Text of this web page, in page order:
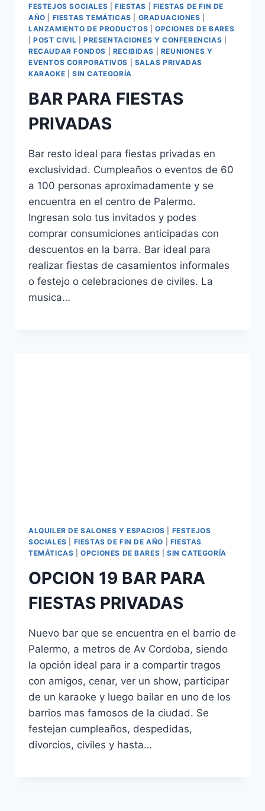
FESTEJOS SOCIALES
FIESTAS
FIESTAS DE FIN DE
AÑO
FIESTAS TEMÁTICAS GRADUACIONES
LANZAMIENTO DE PRODUCTOS |OPCIONES DE BARES
|POST CIVIL PRESENTACIONES Y CONFERENCIAS
RECAUDAR FONDOS
RECIBIDAS
REUNIONES Y
EVENTOS CORPORATIVOS
SALAS PRIVADAS
KARAOKE
SIN CATEGORÍA
BAR PARA FIESTAS
PRIVADAS
Bar resto ideal para fiestas privadas en
exclusividad. Cumpleaños o eventos de 60
a 100 personas aproximadamente y se
encuentra en el centro de Palermo.
Ingresan solo tus invitados y podes
comprar consumiciones anticipadas con
descuentos en la barra. Bar ideal para
realizar fiestas de casamientos informales
o festejo o celebraciones de civiles. La
musica…
ALQUILER DE SALONES Y ESPACIOS
FESTEJOS
SOCIALES
FIESTAS DE FIN DE AÑO
FIESTAS
TEMÁTICAS |OPCIONES DE BARES |SIN CATEGORÍA
OPCION 19 BAR PARA
FIESTAS PRIVADAS
Nuevo bar que se encuentra en el barrio de
Palermo, a metros de Av Cordoba, siendo
la opción ideal para ir a compartir tragos
con amigos, cenar, ver un show, participar
de un karaoke y luego bailar en uno de los
barrios mas famosos de la ciudad. Se
festejan cumpleaños, despedidas,
divorcios, civiles y hasta…